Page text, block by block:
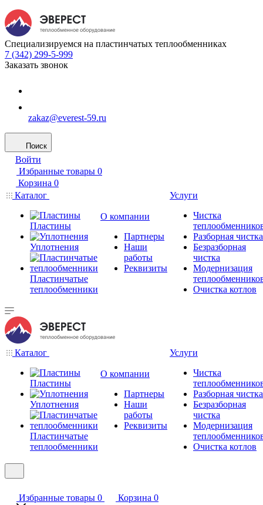
Специализируемся на пластинчатых теплообменниках
7 (342) 299-5-999
Заказать звонок
zakaz@everest-59.ru
Поиск
Войти
Избранные товары 0
Корзина 0
Каталог
Пластины
Уплотнения
Пластинчатые
теплообменники
О компании
Партнеры
Наши
работы
Реквизиты
Услуги
Чистка
Разборная чистка
Безразборная
чистка
Модернизация
Очистка котлов
Каталог
Пластины
Уплотнения
Пластинчатые
теплообменники
О компании
Партнеры
Наши
работы
Реквизиты
Услуги
Чистка
Разборная чистка
Безразборная
чистка
Модернизация
Очистка котлов
Избранные товары 0 Корзина 0